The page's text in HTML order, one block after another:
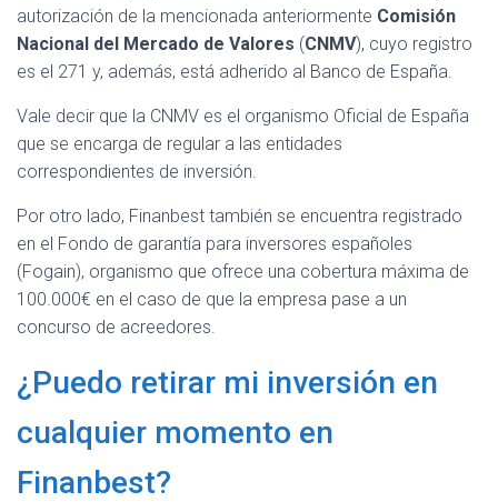
autorización de la mencionada anteriormente Comisión
Nacional del Mercado de Valores (CNMV), cuyo registro
es el 271 y, además, está adherido al Banco de España.
Vale decir que la CNMV es el organismo Oficial de España
que se encarga de regular a las entidades
correspondientes de inversión.
Por otro lado, Finanbest también se encuentra registrado
en el Fondo de garantía para inversores españoles
(Fogain), organismo que ofrece una cobertura máxima de
100.000€ en el caso de que la empresa pase a un
concurso de acreedores.
¿Puedo retirar mi inversión en
cualquier momento en
Finanbest?